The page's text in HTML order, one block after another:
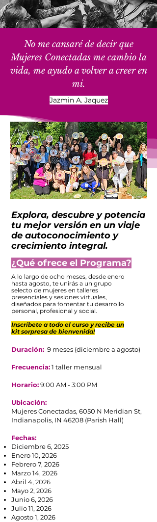
No me cansaré de decir que
Mujeres Conectadas me cambio la
vida, me ayudo a volver a creer en
mi.
Jazmin A. Jaquez
Explora, descubre y potencia
tu mejor versión en un viaje
de autoconocimiento y
crecimiento integral.
¿Qué ofrece el Programa?
A lo largo de ocho meses, desde enero
hasta agosto, te unirás a un grupo
selecto de mujeres en talleres
presenciales y sesiones virtuales,
diseñados para fomentar tu desarrollo
personal, profesional y social.
Inscríbete a todo el curso y recibe un
kit sorpresa de bienvenida!
Duración: 9 meses (diciembre a agosto)
Frecuencia:1 taller mensual
Horario:9:00 AM - 3:00 PM
Ubicación:
Mujeres Conectadas, 6050 N Meridian St,
Indianapolis, IN 46208 (Parish Hall)
Fechas:
Diciembre 6, 2025
Enero 10, 2026
Febrero 7, 2026
Marzo 14, 2026
Abril 4, 2026
Mayo 2, 2026
Junio 6, 2026
Julio 11, 2026
Agosto 1, 2026